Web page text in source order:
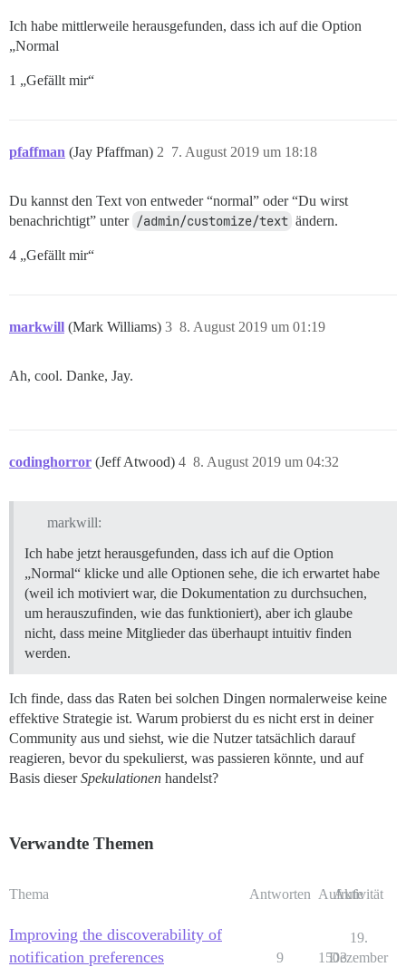
Ich habe mittlerweile herausgefunden, dass ich auf die Option
„Normal
1 „Gefällt mir“
pfaffman (Jay Pfaffman) 7. August 2019 um 18:18
2
Du kannst den Text von entweder “normal” oder “Du wirst
benachrichtigt” unter /admin/customize/text ändern.
4 „Gefällt mir“
markwill (Mark Williams) 8. August 2019 um 01:19
3
Ah, cool. Danke, Jay.
codinghorror (Jeff Atwood) 8. August 2019 um 04:32
4
markwill:
Ich habe jetzt herausgefunden, dass ich auf die Option
„Normal“ klicke und alle Optionen sehe, die ich erwartet habe
(weil ich motiviert war, die Dokumentation zu durchsuchen,
um herauszufinden, wie das funktioniert), aber ich glaube
nicht, dass meine Mitglieder das überhaupt intuitiv finden
werden.
Ich finde, dass das Raten bei solchen Dingen normalerweise keine
effektive Strategie ist. Warum probierst du es nicht erst in deiner
Community aus und siehst, wie die Nutzer tatsächlich darauf
reagieren, bevor du spekulierst, was passieren könnte, und auf
Basis dieserSpekulationen handelst?
Verwandte Themen
Thema Antworten Aufrufe
Aktivität
Improving the discoverability of
notification preferences
9 1503
19.
Dezember